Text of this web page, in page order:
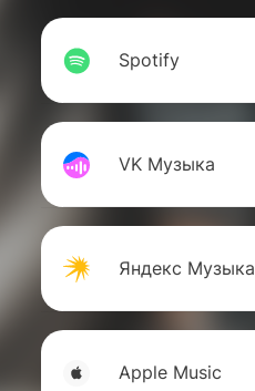
Spotify
VK Музыка
Яндекс Музыка
Apple Music